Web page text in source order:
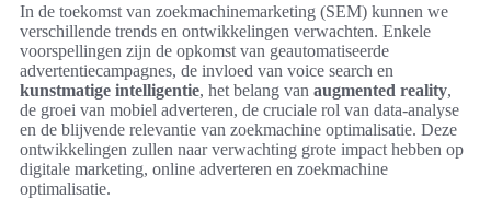
In de toekomst van zoekmachinemarketing (SEM) kunnen we
verschillende trends en ontwikkelingen verwachten. Enkele
voorspellingen zijn de opkomst van geautomatiseerde
advertentiecampagnes, de invloed van voice search en
kunstmatige intelligentie, het belang van augmented reality,
de groei van mobiel adverteren, de cruciale rol van data-analyse
en de blijvende relevantie van zoekmachine optimalisatie. Deze
ontwikkelingen zullen naar verwachting grote impact hebben op
digitale marketing, online adverteren en zoekmachine
optimalisatie.